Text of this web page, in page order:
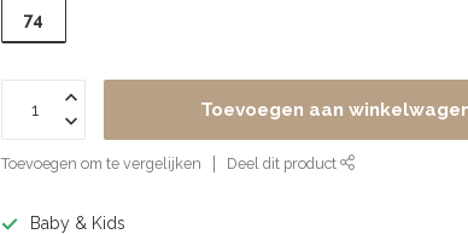
74
Toevoegen aan
Toevoegen om te vergelijken Deel dit product
Baby & Kids